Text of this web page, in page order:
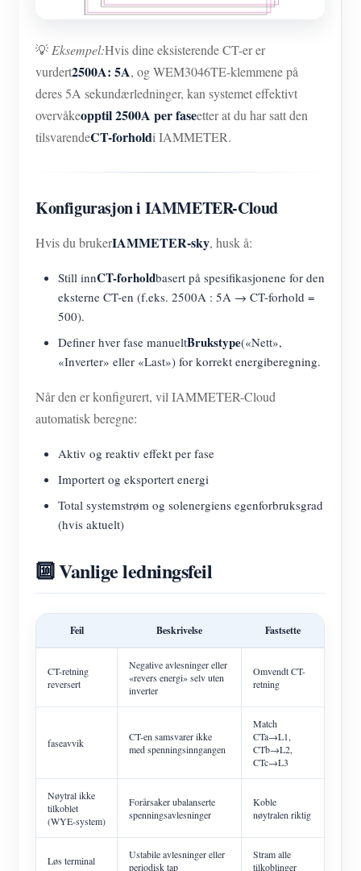
💡 Eksempel:Hvis dine eksisterende CT-er er
vurdert2500A: 5A, og WEM3046TE-klemmene på
deres 5A sekundærledninger, kan systemet effektivt
overvåkeopptil 2500A per faseetter at du har satt den
tilsvarendeCT-forholdi IAMMETER.
Konfigurasjon i IAMMETER-Cloud
Hvis du brukerIAMMETER-sky, husk å:
Still innCT-forholdbasert på spesifikasjonene for den
eksterne CT-en (f.eks. 2500A : 5A → CT-forhold =
500).
Definer hver fase manueltBrukstype(«Nett»,
«Inverter» eller «Last») for korrekt energiberegning.
Når den er konfigurert, vil IAMMETER-Cloud
automatisk beregne:
Aktiv og reaktiv effekt per fase
Importert og eksportert energi
Total systemstrøm og solenergiens egenforbruksgrad
(hvis aktuelt)
🔟 Vanlige ledningsfeil
Feil Beskrivelse Fastsette
CT-retning
reversert
Negative avlesninger eller
«revers energi» selv uten
inverter
Omvendt CT-
retning
faseavvik
CT-en samsvarer ikke
med spenningsinngangen
Match
CTa→L1,
CTb→L2,
CTc→L3
Nøytral ikke
tilkoblet
(WYE-system)
Forårsaker ubalanserte
spenningsavlesninger
Koble
nøytralen riktig
Løs terminal
Ustabile avlesninger eller
periodisk tap
Stram alle
tilkoblinger